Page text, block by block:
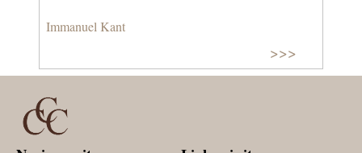
Immanuel Kant
>>>